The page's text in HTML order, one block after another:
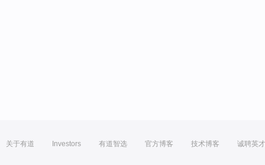
关于有道 Investors 有道智选 官方博客 技术博客 诚聘英才